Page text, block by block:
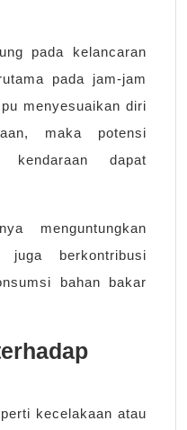
pada kelancaran
pada jam-jam
menyesuaikan diri
maka potensi
kendaraan dapat
menguntungkan
berkontribusi
bahan bakar
kecelakaan atau